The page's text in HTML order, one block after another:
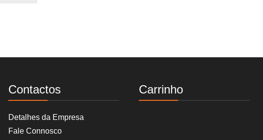
Contactos
Detalhes da Empresa
Fale Connosco
Carrinho